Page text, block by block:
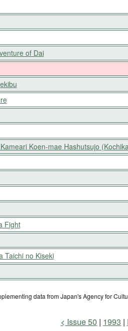
of Dai
Koen-mae Hashutsujo
Fight
Taichi no Kiseki
data from Japan's Agency for
Issue 50 1993